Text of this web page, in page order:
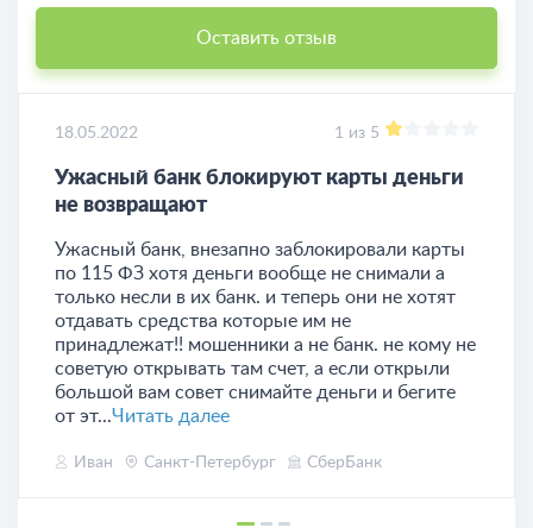
Оставить отзыв
18.05.2022 1 из 5
Ужасный банк блокируют карты деньги
не возвращают
Ужасный банк, внезапно заблокировали карты
по 115 ФЗ хотя деньги вообще не снимали а
только несли в их банк. и теперь они не хотят
отдавать средства которые им не
принадлежат!! мошенники а не банк. не кому не
советую открывать там счет, а если открыли
большой вам совет снимайте деньги и бегите
от эт...Читать далее
Иван Санкт-Петербург СберБанк